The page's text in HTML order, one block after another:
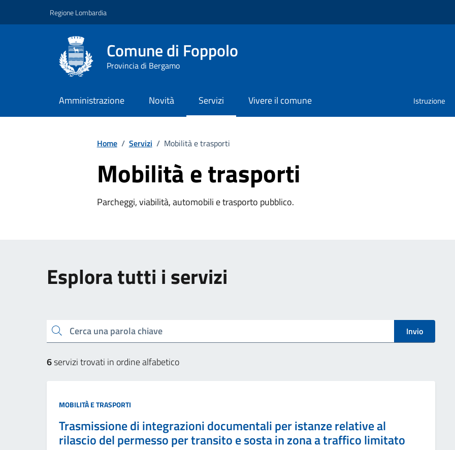
Regione Lombardia
Comune di Foppolo
Provincia di Bergamo
Amministrazione Novità Servizi Vivere il comune Istruzione
Home / Servizi / Mobilità e trasporti
Mobilità e trasporti
Parcheggi, viabilità, automobili e trasporto pubblico.
Esplora tutti i servizi
Cerca una parola chiave Invio
6servizi trovati in ordine alfabetico
MOBILITÀ E TRASPORTI
Trasmissione di integrazioni documentali per istanze relative al
rilascio del permesso per transito e sosta in zona a traffico limitato